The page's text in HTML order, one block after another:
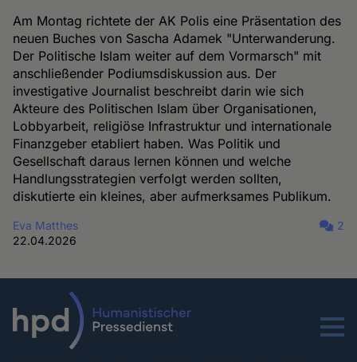
Am Montag richtete der AK Polis eine Präsentation des
neuen Buches von Sascha Adamek "Unterwanderung.
Der Politische Islam weiter auf dem Vormarsch" mit
anschließender Podiumsdiskussion aus. Der
investigative Journalist beschreibt darin wie sich
Akteure des Politischen Islam über Organisationen,
Lobbyarbeit, religiöse Infrastruktur und internationale
Finanzgeber etabliert haben. Was Politik und
Gesellschaft daraus lernen können und welche
Handlungsstrategien verfolgt werden sollten,
diskutierte ein kleines, aber aufmerksames Publikum.
Eva Matthes
22.04.2026
2
Menu